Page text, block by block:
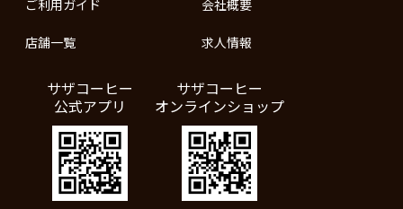
ご利用ガイド
店舗一覧
会社概要
求人情報
サザコーヒー
公式アプリ
サザコーヒー
オンラインショップ